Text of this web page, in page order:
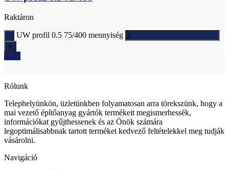
Raktáron
UW profil 0.5 75/400 mennyiség
Ajánlatkérés
Rólunk
Telephelyünkön, üzletünkben folyamatosan arra törekszünk, hogy a
mai vezető építőanyag gyártók termékeit megismerhessék,
információkat gyűjthessenek és az Önök számára
legoptimálisabbnak tartott terméket kedvező feltételekkel meg tudják
vásárolni.
Navigáció